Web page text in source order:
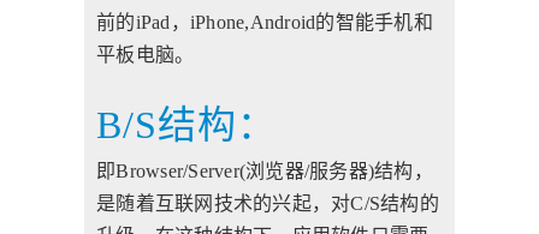
前的iPad，iPhone,Android的智能手机和
平板电脑。
B/S结构：
即Browser/Server(浏览器/服务器)结构，
是随着互联网技术的兴起，对C/S结构的